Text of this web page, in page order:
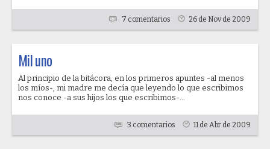
7 comentarios 26 de Nov de 2009
Mil uno
Al principio de la bitácora, en los primeros apuntes -al menos
los míos-, mi madre me decía que leyendo lo que escribimos
nos conoce -a sus hijos los que escribimos-...
3 comentarios 11 de Abr de 2009